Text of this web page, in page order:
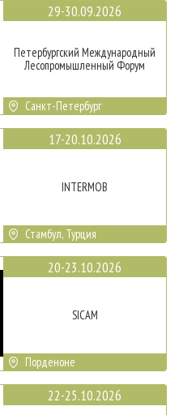
29-30.09.2026
Петербургский Международный
Лесопромышленный Форум
Санкт-Петербург
17-20.10.2026
INTERMOB
Стамбул, Турция
20-23.10.2026
SICAM
Порденоне
22-25.10.2026